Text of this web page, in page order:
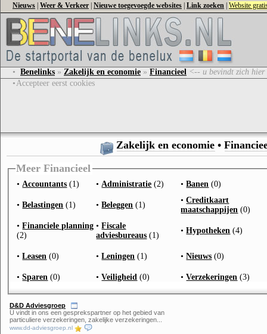
Nieuws Weer & Verkeer Nieuwe toegevoegde websites Link zoeken Website
• Benelinks » Zakelijk en economie » Financieel <-- u bevindt zich hier
•Accepteer eerst cookies
Zakelijk en economie •
Meer Financieel
• Accountants (1) • Administratie (2) •Banen (0)
•Belastingen (1) •Beleggen (1)
•Creditkaart
maatschappijen (0)
•Financiele planning
(2)
•Fiscale
adviesbureaus (1)
•Hypotheken (4)
•Leasen (0) •Leningen (1) •Nieuws (0)
•Sparen (0) •Veiligheid (0) •Verzekeringen (3)
D&D Adviesgroep
U vindt in ons een gesprekspartner op het gebied van
particuliere verzekeringen, zakelijke verzekeringen...
www.dd-adviesgroep.nl